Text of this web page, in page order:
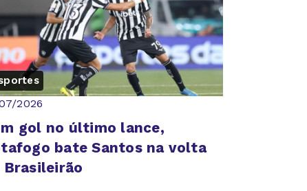
2026
gol no último lance,
bate Santos na volta
Brasileirão